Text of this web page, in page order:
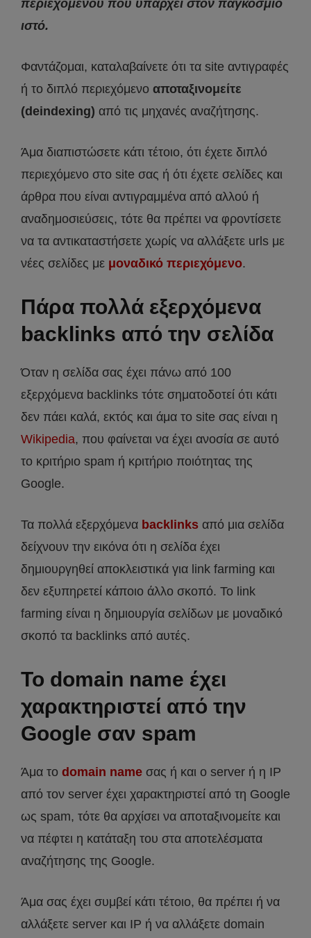
περιεχομένου που υπάρχει στον παγκόσμιο
ιστό.
Φαντάζομαι, καταλαβαίνετε ότι τα site αντιγραφές
ή το διπλό περιεχόμενο αποταξινομείτε
(deindexing) από τις μηχανές αναζήτησης.
Άμα διαπιστώσετε κάτι τέτοιο, ότι έχετε διπλό
περιεχόμενο στο site σας ή ότι έχετε σελίδες και
άρθρα που είναι αντιγραμμένα από αλλού ή
αναδημοσιεύσεις, τότε θα πρέπει να φροντίσετε
να τα αντικαταστήσετε χωρίς να αλλάξετε urls με
νέες σελίδες με μοναδικό περιεχόμενο.
Πάρα πολλά εξερχόμενα
backlinks από την σελίδα
Όταν η σελίδα σας έχει πάνω από 100
εξερχόμενα backlinks τότε σηματοδοτεί ότι κάτι
δεν πάει καλά, εκτός και άμα το site σας είναι η
Wikipedia, που φαίνεται να έχει ανοσία σε αυτό
το κριτήριο spam ή κριτήριο ποιότητας της
Google.
Τα πολλά εξερχόμενα backlinks από μια σελίδα
δείχνουν την εικόνα ότι η σελίδα έχει
δημιουργηθεί αποκλειστικά για link farming και
δεν εξυπηρετεί κάποιο άλλο σκοπό. Το link
farming είναι η δημιουργία σελίδων με μοναδικό
σκοπό τα backlinks από αυτές.
Το domain name έχει
χαρακτηριστεί από την
Google σαν spam
Άμα το domain name σας ή και ο server ή η IP
από τον server έχει χαρακτηριστεί από τη Google
ως spam, τότε θα αρχίσει να αποταξινομείτε και
να πέφτει η κατάταξη του στα αποτελέσματα
αναζήτησης της Google.
Άμα σας έχει συμβεί κάτι τέτοιο, θα πρέπει ή να
αλλάξετε server και IP ή να αλλάξετε domain